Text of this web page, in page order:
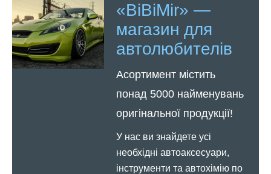
«BiBiMir» —
магазин для
автолюбителів
Асортимент містить
понад 5000 найменувань
оригінальної продукції!
У нас ви знайдете усі
необхідні автоаксесуари,
інструменти та автохімію по